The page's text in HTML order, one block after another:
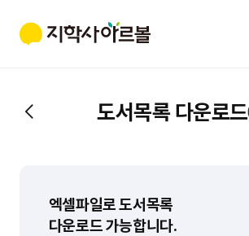
도서목록 다운로드
엑셀파일로 도서목록
다운로드 가능합니다.